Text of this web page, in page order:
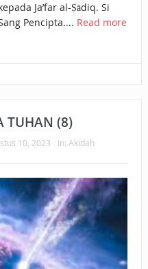
Ja’far al-Ṣādiq. Si
Pencipta.... Read more
TUHAN (8)
10, 2023 In: Akidah